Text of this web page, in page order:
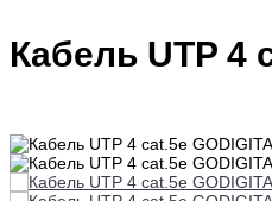
Кабель UTP 4